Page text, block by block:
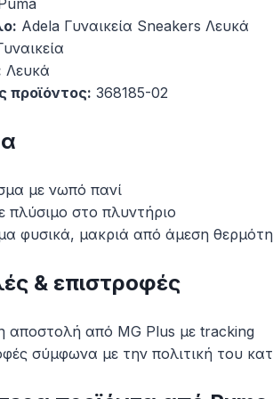
Adela Γυναικεία Sneakers Λευκά
Λευκά
προϊόντος: 368185-02
με νωπό πανί
πλύσιμο στο πλυντήριο
φυσικά, μακριά από άμεση
& επιστροφές
αποστολή από MG Plus με tracking
σύμφωνα με την πολιτική του